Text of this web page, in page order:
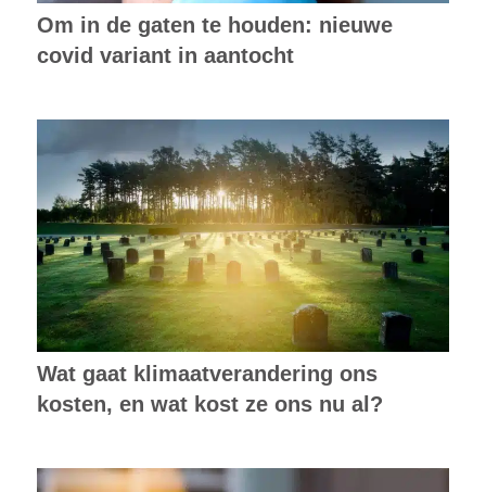
Om in de gaten te houden: nieuwe
covid variant in aantocht
Wat gaat klimaatverandering ons
kosten, en wat kost ze ons nu al?